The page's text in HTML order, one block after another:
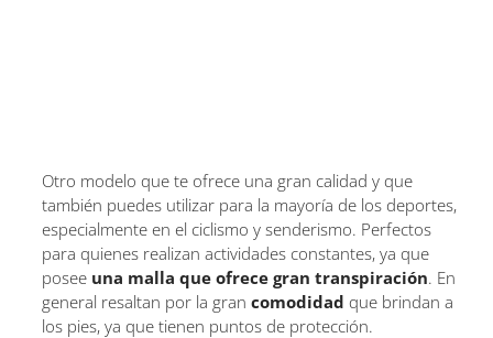
Otro modelo que te ofrece una gran calidad y que
también puedes utilizar para la mayoría de los deportes,
especialmente en el ciclismo y senderismo. Perfectos
para quienes realizan actividades constantes, ya que
posee una malla que ofrece gran transpiración. En
general resaltan por la gran comodidad que brindan a
los pies, ya que tienen puntos de protección.